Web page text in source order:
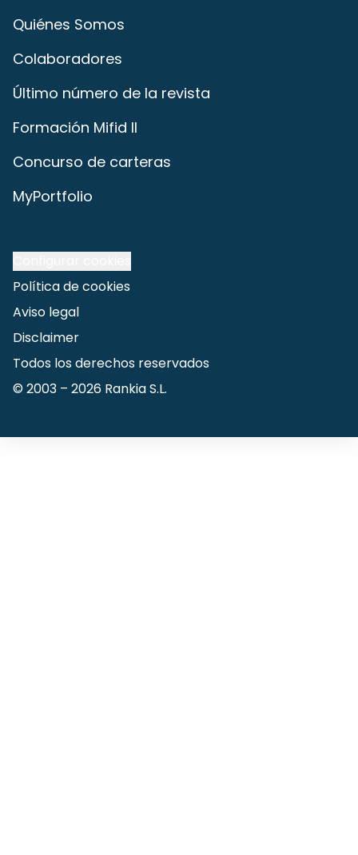
Quiénes Somos
Colaboradores
Último número de la revista
Formación Mifid II
Concurso de carteras
MyPortfolio
Política de cookies
Aviso legal
Disclaimer
Todos los derechos reservados
© 2003 – 2026 Rankia S.L.